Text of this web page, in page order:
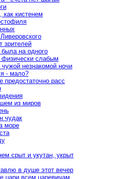
как кистенем
зрителей
на одного
слабым
чужой незнакомой ночи
- мало?
предостаточно расс
из миров
чудак
море
срыт и укутан, укрыт
в душе этот вечер
цари всем царевичам